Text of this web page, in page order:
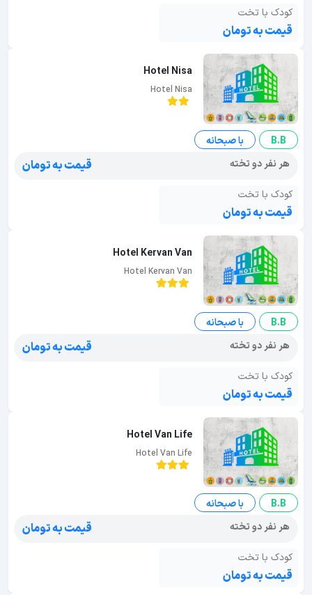
کودک با تخت
قیمت به تومان
Hotel Nisa
Hotel Nisa
B.B
با صبحانه
هر نفر دو تخته
قیمت به تومان
کودک با تخت
قیمت به تومان
Hotel Kervan Van
Hotel Kervan Van
B.B
با صبحانه
هر نفر دو تخته
قیمت به تومان
کودک با تخت
قیمت به تومان
Hotel Van Life
Hotel Van Life
B.B
با صبحانه
هر نفر دو تخته
قیمت به تومان
کودک با تخت
قیمت به تومان